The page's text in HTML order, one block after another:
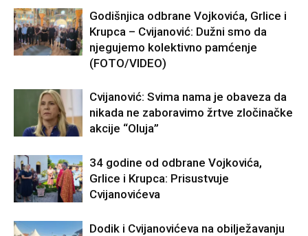
Godišnjica odbrane Vojkovića, Grlice i
Krupca – Cvijanović: Dužni smo da
njegujemo kolektivno pamćenje
(FOTO/VIDEO)
Cvijanović: Svima nama je obaveza da
nikada ne zaboravimo žrtve zločinačke
akcije “Oluja”
34 godine od odbrane Vojkovića,
Grlice i Krupca: Prisustvuje
Cvijanovićeva
Dodik i Cvijanovićeva na obilježavanju